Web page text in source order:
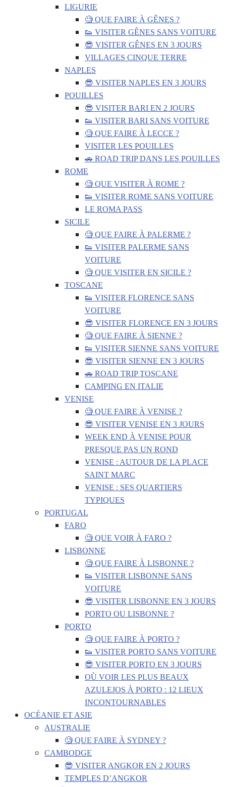
LIGURIE
🧐 QUE FAIRE À GÊNES ?
👟 VISITER GÊNES SANS VOITURE
😎 VISITER GÊNES EN 3 JOURS
VILLAGES CINQUE TERRE
NAPLES
😎 VISITER NAPLES EN 3 JOURS
POUILLES
😎 VISITER BARI EN 2 JOURS
👟 VISITER BARI SANS VOITURE
🧐 QUE FAIRE À LECCE ?
VISITER LES POUILLES
🚗 ROAD TRIP DANS LES POUILLES
ROME
🧐 QUE VISITER À ROME ?
👟 VISITER ROME SANS VOITURE
LE ROMA PASS
SICILE
🧐 QUE FAIRE À PALERME ?
👟 VISITER PALERME SANS
VOITURE
🧐 QUE VISITER EN SICILE ?
TOSCANE
👟 VISITER FLORENCE SANS
VOITURE
😎 VISITER FLORENCE EN 3 JOURS
🧐 QUE FAIRE À SIENNE ?
👟 VISITER SIENNE SANS VOITURE
😎 VISITER SIENNE EN 3 JOURS
🚗 ROAD TRIP TOSCANE
CAMPING EN ITALIE
VENISE
🧐 QUE FAIRE À VENISE ?
😎 VISITER VENISE EN 3 JOURS
WEEK END À VENISE POUR
PRESQUE PAS UN ROND
VENISE : AUTOUR DE LA PLACE
SAINT MARC
VENISE : SES QUARTIERS
TYPIQUES
PORTUGAL
FARO
🧐 QUE VOIR À FARO ?
LISBONNE
🧐 QUE FAIRE À LISBONNE ?
👟 VISITER LISBONNE SANS
VOITURE
😎 VISITER LISBONNE EN 3 JOURS
PORTO OU LISBONNE ?
PORTO
🧐 QUE FAIRE À PORTO ?
👟 VISITER PORTO SANS VOITURE
😎 VISITER PORTO EN 3 JOURS
OÙ VOIR LES PLUS BEAUX
AZULEJOS À PORTO : 12 LIEUX
INCONTOURNABLES
OCÉANIE ET ASIE
AUSTRALIE
🧐 QUE FAIRE À SYDNEY ?
CAMBODGE
😎 VISITER ANGKOR EN 2 JOURS
TEMPLES D’ANGKOR